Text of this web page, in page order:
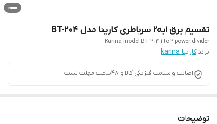
تقسیم برق ۱به۲ سرباطری کارینا مدل BT-204
Karina model BT-204 1 to 2 power divider
برند:کارینا karina
اصالت و سلامت فیزیکی کالا و 48ساعت مهلت تست
توضیحات